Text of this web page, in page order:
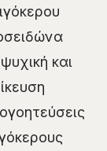
και